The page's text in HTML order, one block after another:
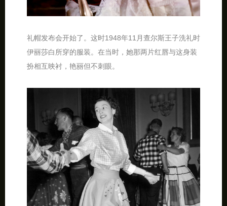
礼帽发布会开始了。这时1948年11月查尔斯王子洗礼时
伊丽莎白所穿的服装。在当时，她那两片红唇与这身装
扮相互映衬，艳丽但不刺眼。